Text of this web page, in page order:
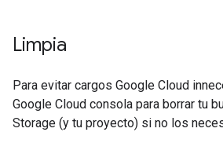
Limpia
Para evitar cargos Google Cloud
Google Cloud consola para borrar tu
Storage (y tu proyecto) si no los